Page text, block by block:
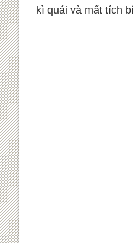
kì quái và mất tích